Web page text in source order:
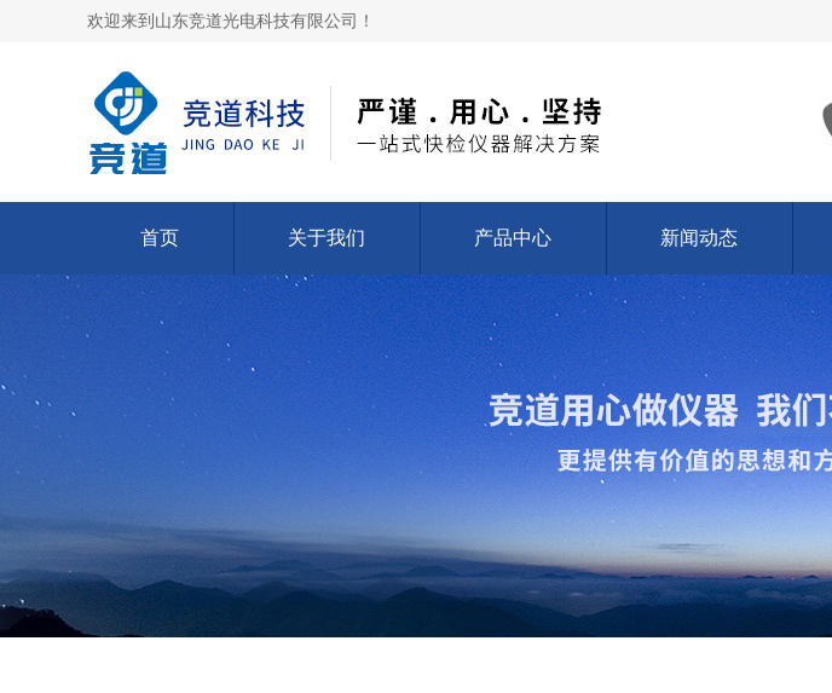
欢迎来到山东竞道光电科技有限公司！
首页 关于我们 产品中心 新闻动态